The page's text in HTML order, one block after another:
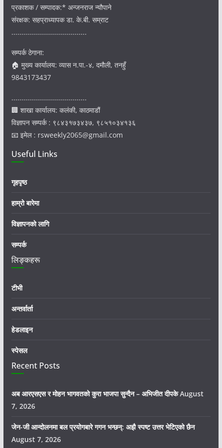
प्रकाशक / सम्पादक:* अन्जनराज न्यौपाने
संरक्षक: सहप्राध्यापक डा. के.बी. सम्राट
......................................
सम्पर्क ठेगाना:
🏠 मुख्य कार्यालय: व्यास न.पा.-४, दमौली, तनहुँ
9843173437
......................................
🏢 शाखा कार्यालय: कलंकी, काठमाडौं
विज्ञापन सम्पर्क : ९८४३१७३४३७, ९८५१०३४१३६
📧 इमेल : rsweekly2065@gmail.com
Useful Links
गृहपृष्ठ
हाम्रो बारेमा
विज्ञापनको लागि
सम्पर्क
लिङ्कहरू
टीभी
अन्तर्वार्ता
हेडलाइन
स्पेसल
Recent Posts
अब आरएसएस र मोहन भागवतको कुरा भाजपा सुन्दैन – अभिजीत दीपके August
7, 2026
जेन-जी आन्दोलनमा बल प्रयोगबारे गगन भन्छन्: अझै स्पष्ट उत्तर भेटिएको छैन
August 7, 2026